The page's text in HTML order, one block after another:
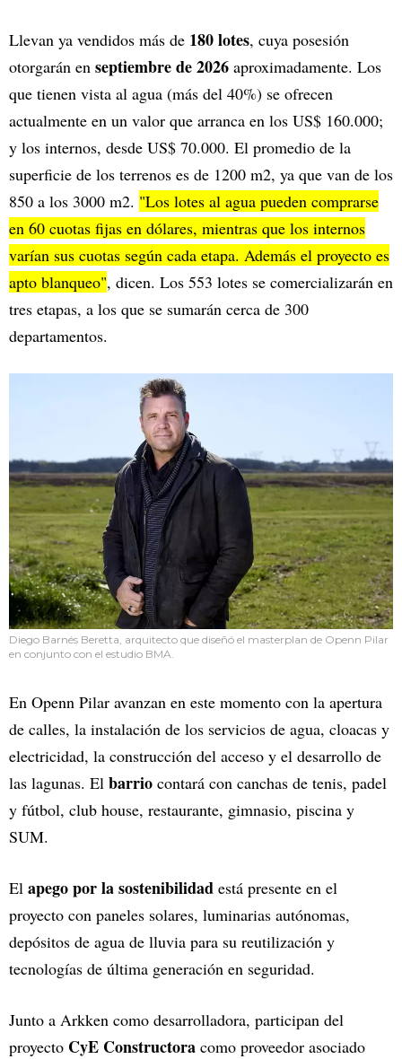
Llevan ya vendidos más de 180 lotes, cuya posesión
otorgarán en septiembre de 2026 aproximadamente. Los
que tienen vista al agua (más del 40%) se ofrecen
actualmente en un valor que arranca en los US$ 160.000;
y los internos, desde US$ 70.000. El promedio de la
superficie de los terrenos es de 1200 m2, ya que van de los
850 a los 3000 m2. "Los lotes al agua pueden comprarse
en 60 cuotas fijas en dólares, mientras que los internos
varían sus cuotas según cada etapa. Además el proyecto es
apto blanqueo", dicen. Los 553 lotes se comercializarán en
tres etapas, a los que se sumarán cerca de 300
departamentos.
Diego Barnés Beretta, arquitecto que diseñó el masterplan de Openn Pilar
en conjunto con el estudio BMA.
En Openn Pilar avanzan en este momento con la apertura
de calles, la instalación de los servicios de agua, cloacas y
electricidad, la construcción del acceso y el desarrollo de
las lagunas. El barrio contará con canchas de tenis, padel
y fútbol, club house, restaurante, gimnasio, piscina y
SUM.
El apego por la sostenibilidad está presente en el
proyecto con paneles solares, luminarias autónomas,
depósitos de agua de lluvia para su reutilización y
tecnologías de última generación en seguridad.
Junto a Arkken como desarrolladora, participan del
proyecto CyE Constructora como proveedor asociado